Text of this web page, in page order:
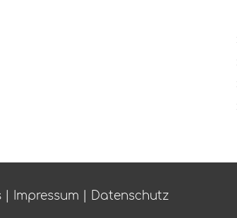
| Impressum Datenschutz